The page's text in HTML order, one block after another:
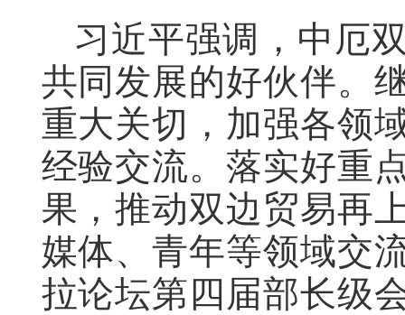
习近平强调，中厄
共同发展的好伙伴。
重大关切，加强各领
经验交流。落实好重
果，推动双边贸易再
媒体、青年等领域交
拉论坛第四届部长级